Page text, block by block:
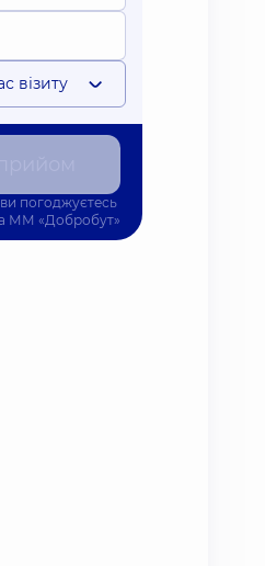
візиту
погоджуєтесь
ММ «Добробут»